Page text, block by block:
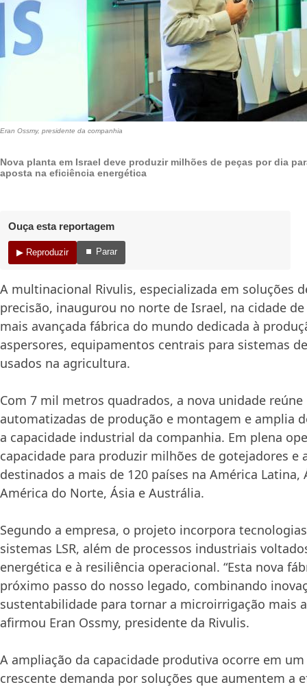
Eran Ossmy, presidente da companhia
Nova planta em Israel deve produzir milhões de peças por dia
aposta na eficiência energética
Ouça esta reportagem
▶ Reproduzir ⏹ Parar
A multinacional Rivulis, especializada em soluções
precisão, inaugurou no norte de Israel, na cidade
mais avançada fábrica do mundo dedicada à
aspersores, equipamentos centrais para sistemas
usados na agricultura.
Com 7 mil metros quadrados, a nova unidade
automatizadas de produção e montagem e amplia
a capacidade industrial da companhia. Em plena
capacidade para produzir milhões de gotejadores e
destinados a mais de 120 países na América Latina,
América do Norte, Ásia e Austrália.
Segundo a empresa, o projeto incorpora
sistemas LSR, além de processos industriais
energética e à resiliência operacional. “Esta nova
próximo passo do nosso legado, combinando
sustentabilidade para tornar a microirrigação mais
afirmou Eran Ossmy, presidente da Rivulis.
A ampliação da capacidade produtiva ocorre em
crescente demanda por soluções que aumentem a